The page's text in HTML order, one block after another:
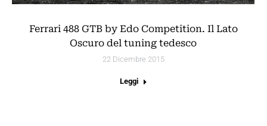
Ferrari 488 GTB by Edo Competition. Il Lato
Oscuro del tuning tedesco
22 Dicembre 2015
Leggi